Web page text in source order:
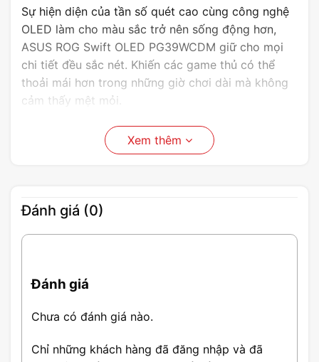
Sự hiện diện của tần số quét cao cùng công nghệ
OLED làm cho màu sắc trở nên sống động hơn,
ASUS ROG Swift OLED PG39WCDM giữ cho mọi
chi tiết đều sắc nét. Khiến các game thủ có thể
thoải mái hơn trong những giờ chơi dài mà không
cảm thấy mệt mỏi.
Giới thiệu Màn Hình Cong
Xem thêm
Đánh giá (0)
Đánh giá
Chưa có đánh giá nào.
Chỉ những khách hàng đã đăng nhập và đã